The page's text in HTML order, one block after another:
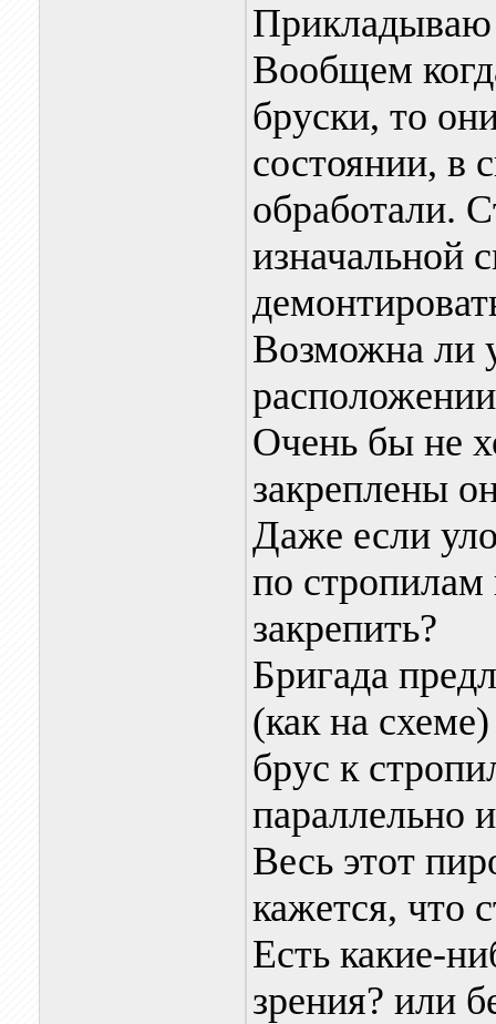
Прикладываю
Вообщем
бруски, то
состоянии, в
обработали.
изначальной
Возможна ли
Очень бы не
закреплены
Даже если
по стропилам
закрепить?
Бригада
(как на
брус к
параллельно
Весь этот
кажется, что
Есть какие-
зрения? или